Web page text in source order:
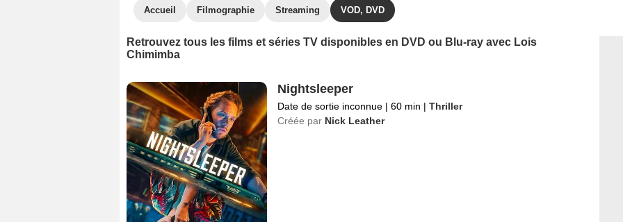
Accueil Filmographie Streaming VOD, DVD
Retrouvez tous les films et séries TV disponibles en DVD ou Blu-ray avec Lois
Chimimba
Nightsleeper
Date de sortie inconnue | 60 min | Thriller
Créée par Nick Leather